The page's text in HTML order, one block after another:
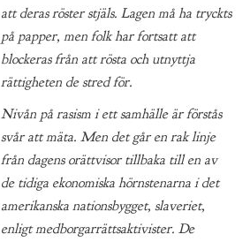
att deras röster stjäls. Lagen må ha tryckts
på papper, men folk har fortsatt att
blockeras från att rösta och utnyttja
rättigheten de stred för.
Nivån på rasism i ett samhälle är förstås
svår att mäta. Men det går en rak linje
från dagens orättvisor tillbaka till en av
de tidiga ekonomiska hörnstenarna i det
amerikanska nationsbygget, slaveriet,
enligt medborgarrättsaktivister. De